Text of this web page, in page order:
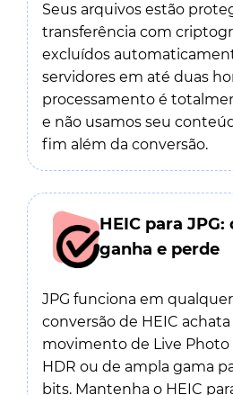
Seus arquivos estão
transferência com
excluídos
servidores em até duas
processamento é
e não usamos seu
fim além da conversão.
HEIC para
ganha e perde
JPG funciona em
conversão de HEIC
movimento de Live Photo
HDR ou de ampla gama
bits. Mantenha o HEIC